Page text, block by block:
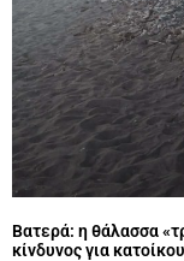
Βατερά: η θάλασσα
κίνδυνος για